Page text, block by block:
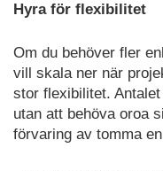
Hyra för flexibilitet
Om du behöver fler
vill skala ner när
stor flexibilitet.
utan att behöva oroa
förvaring av tomma